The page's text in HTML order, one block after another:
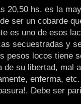
20,50 hs. es la
ser un cobarde
es uno de esos
secuestradas y
pesos locos tiene
de su libertad, mal
enferma, etc.
Debe ser